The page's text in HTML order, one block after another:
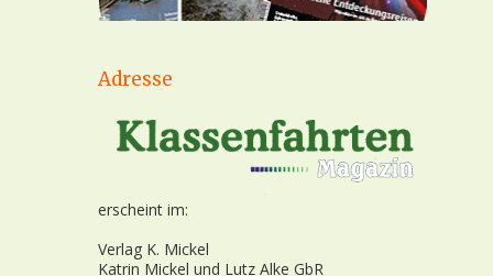
Adresse
erscheint im:
Verlag K. Mickel
Katrin Mickel und Lutz Alke GbR